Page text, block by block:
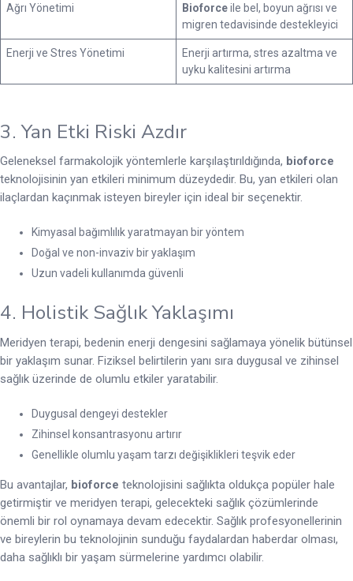
Ağrı Yönetimi Bioforceile bel, boyun ağrısı ve
migren tedavisinde destekleyici
Enerji ve Stres Yönetimi
Enerji artırma, stres azaltma ve
uyku kalitesini artırma
3. Yan Etki Riski Azdır
Geleneksel farmakolojik yöntemlerle karşılaştırıldığında, bioforce
teknolojisinin yan etkileri minimum düzeydedir. Bu, yan etkileri olan
ilaçlardan kaçınmak isteyen bireyler için ideal bir seçenektir.
Kimyasal bağımlılık yaratmayan bir yöntem
Doğal ve non-invaziv bir yaklaşım
Uzun vadeli kullanımda güvenli
4. Holistik Sağlık Yaklaşımı
Meridyen terapi, bedenin enerji dengesini sağlamaya yönelik bütünsel
bir yaklaşım sunar. Fiziksel belirtilerin yanı sıra duygusal ve zihinsel
sağlık üzerinde de olumlu etkiler yaratabilir.
Duygusal dengeyi destekler
Zihinsel konsantrasyonu artırır
Genellikle olumlu yaşam tarzı değişiklikleri teşvik eder
Bu avantajlar, bioforce teknolojisini sağlıkta oldukça popüler hale
getirmiştir ve meridyen terapi, gelecekteki sağlık çözümlerinde
önemli bir rol oynamaya devam edecektir. Sağlık profesyonellerinin
ve bireylerin bu teknolojinin sunduğu faydalardan haberdar olması,
daha sağlıklı bir yaşam sürmelerine yardımcı olabilir.